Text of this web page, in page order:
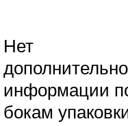
Нет
информации
бокам